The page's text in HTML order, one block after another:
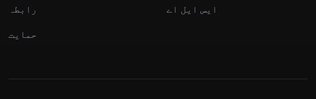
رابطہ
حمایت
ايس ايل اے